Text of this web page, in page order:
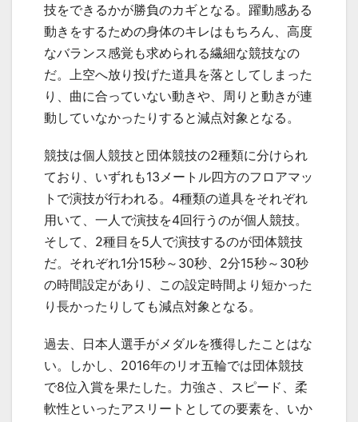
技をできるかが勝負のカギとなる。躍動感ある
動きをするための身体のキレはもちろん、高度
なバランス感覚も求められる繊細な競技なの
だ。上空へ放り投げた道具を落としてしまった
り、曲に合っていない動きや、周りと動きが連
動していなかったりすると減点対象となる。
競技は個人競技と団体競技の2種類に分けられ
ており、いずれも13 メートル四方のフロアマッ
トで演技が行われる。 4種類の道具をそれぞれ
用いて、一人で演技を4回行うのが個人競技。
そして、 2種目を5 人で演技するのが団体競技
だ。それぞれ1分15秒～ 30秒、 2分15秒～ 30秒
の時間設定があり、この設定時間より短かった
り長かったりしても減点対象となる。
過去、日本人選手がメダルを獲得したことはな
い。しかし、 2016年のリオ五輪では団体競技
で8位入賞を果たした。力強さ、スピード、柔
軟性といったアスリートとしての要素を、いか